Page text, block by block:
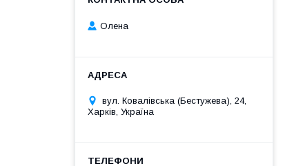
Олена
вул. Ковалівська (Бестужева), 24,
Харків, Україна